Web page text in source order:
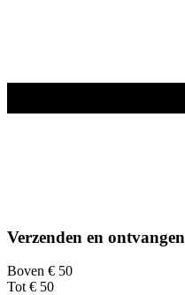
Verzenden en ontvangen
Boven € 50
Tot € 50